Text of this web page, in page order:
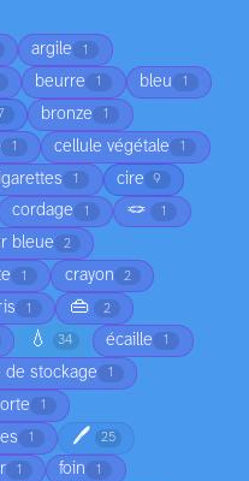
argile 1
beurre 1 bleu 1
7 bronze 1
1 cellule végétale 1
1 cire 9
cordage 1 🪢 1
bleue 2
1 crayon 2
1 👜 2
💧 34 écaille 1
de stockage 1
1
1 🖊️ 25
1 foin 1